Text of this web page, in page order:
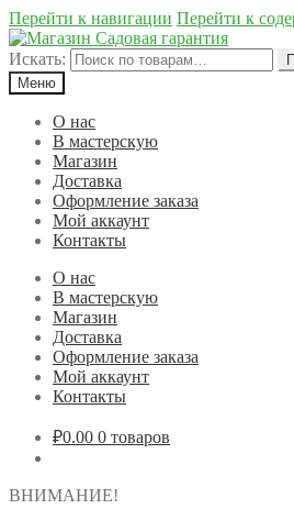
Перейти к навигации Перейти к
Искать:
Меню
О нас
В мастерскую
Магазин
Доставка
Оформление заказа
Мой аккаунт
Контакты
О нас
В мастерскую
Магазин
Доставка
Оформление заказа
Мой аккаунт
Контакты
₽0.00 0 товаров
ВНИМАНИЕ!